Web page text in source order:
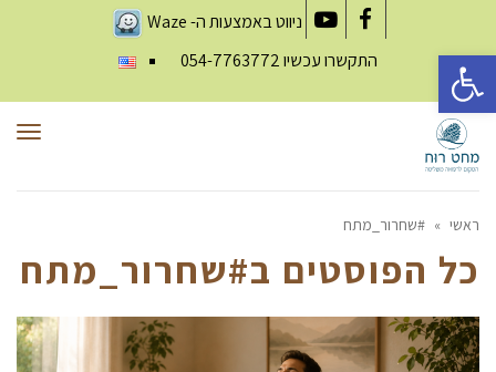
Facebook
YouTube
ניווט באמצעות ה-Waze
התקשרו עכשיו054-7763772
ראשי » #שחרור_מתח
כל הפוסטים ב#שחרור_מתח
פתח סרגל נגישות